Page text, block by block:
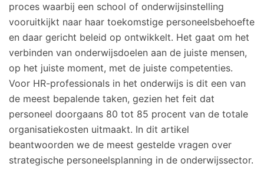
proces waarbij een school of onderwijsinstelling
vooruitkijkt naar haar toekomstige personeelsbehoefte
en daar gericht beleid op ontwikkelt. Het gaat om het
verbinden van onderwijsdoelen aan de juiste mensen,
op het juiste moment, met de juiste competenties.
Voor HR-professionals in het onderwijs is dit een van
de meest bepalende taken, gezien het feit dat
personeel doorgaans 80 tot 85 procent van de totale
organisatiekosten uitmaakt. In dit artikel
beantwoorden we de meest gestelde vragen over
strategische personeelsplanning in de onderwijssector.